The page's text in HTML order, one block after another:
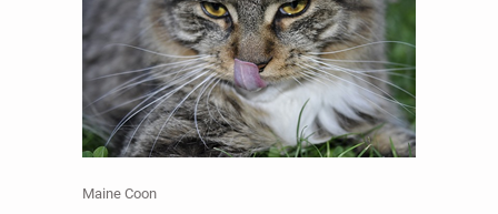
Maine Coon